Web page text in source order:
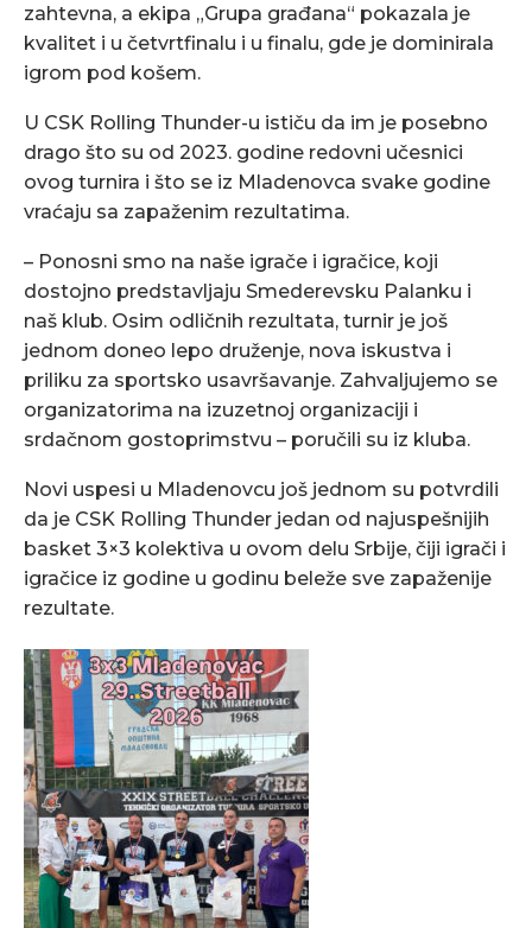
zahtevna, a ekipa „Grupa građana“ pokazala je
kvalitet i u četvrtfinalu i u finalu, gde je dominirala
igrom pod košem.
U CSK Rolling Thunder-u ističu da im je posebno
drago što su od 2023. godine redovni učesnici
ovog turnira i što se iz Mladenovca svake godine
vraćaju sa zapaženim rezultatima.
– Ponosni smo na naše igrače i igračice, koji
dostojno predstavljaju Smederevsku Palanku i
naš klub. Osim odličnih rezultata, turnir je još
jednom doneo lepo druženje, nova iskustva i
priliku za sportsko usavršavanje. Zahvaljujemo se
organizatorima na izuzetnoj organizaciji i
srdačnom gostoprimstvu – poručili su iz kluba.
Novi uspesi u Mladenovcu još jednom su potvrdili
da je CSK Rolling Thunder jedan od najuspešnijih
basket 3×3 kolektiva u ovom delu Srbije, čiji igrači i
igračice iz godine u godinu beleže sve zapaženije
rezultate.